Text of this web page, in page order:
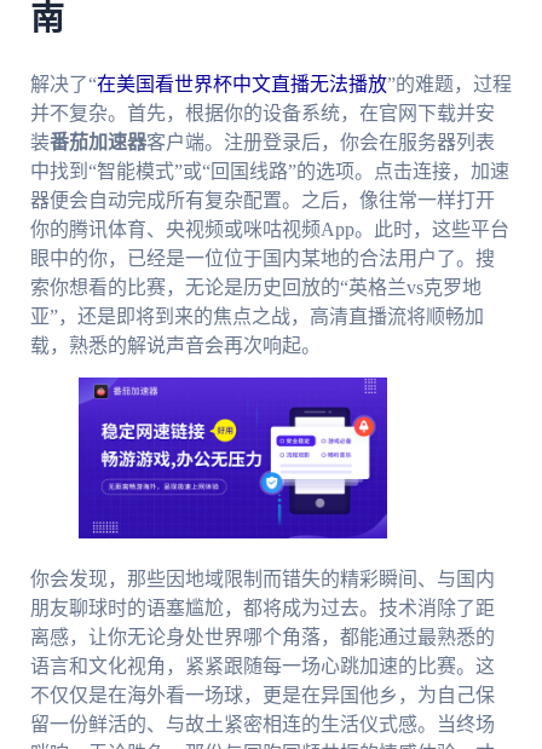
南
解决了“在美国看世界杯中文直播无法播放”的难题，过程
并不复杂。首先，根据你的设备系统，在官网下载并安
装番茄加速器客户端。注册登录后，你会在服务器列表
中找到“智能模式”或“回国线路”的选项。点击连接，加速
器便会自动完成所有复杂配置。之后，像往常一样打开
你的腾讯体育、央视频或咪咕视频App。此时，这些平台
眼中的你，已经是一位位于国内某地的合法用户了。搜
索你想看的比赛，无论是历史回放的“英格兰vs克罗地
亚”，还是即将到来的焦点之战，高清直播流将顺畅加
载，熟悉的解说声音会再次响起。
你会发现，那些因地域限制而错失的精彩瞬间、与国内
朋友聊球时的语塞尴尬，都将成为过去。技术消除了距
离感，让你无论身处世界哪个角落，都能通过最熟悉的
语言和文化视角，紧紧跟随每一场心跳加速的比赛。这
不仅仅是在海外看一场球，更是在异国他乡，为自己保
留一份鲜活的、与故土紧密相连的生活仪式感。当终场